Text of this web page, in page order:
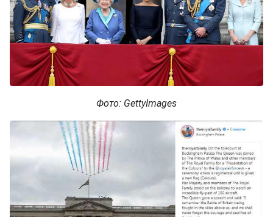
Фото: GettyImages